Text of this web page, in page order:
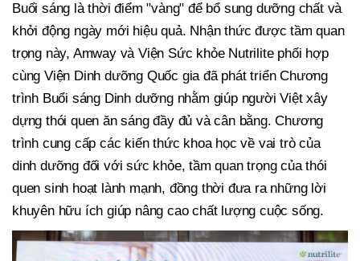
Buổi sáng là thời điểm "vàng" để bổ sung dưỡng chất và
khởi động ngày mới hiệu quả. Nhận thức được tầm quan
trọng này, Amway và Viện Sức khỏe Nutrilite phối hợp
cùng Viện Dinh dưỡng Quốc gia đã phát triển Chương
trình Buổi sáng Dinh dưỡng nhằm giúp người Việt xây
dựng thói quen ăn sáng đầy đủ và cân bằng. Chương
trình cung cấp các kiến thức khoa học về vai trò của
dinh dưỡng đối với sức khỏe, tầm quan trọng của thói
quen sinh hoạt lành mạnh, đồng thời đưa ra những lời
khuyên hữu ích giúp nâng cao chất lượng cuộc sống.